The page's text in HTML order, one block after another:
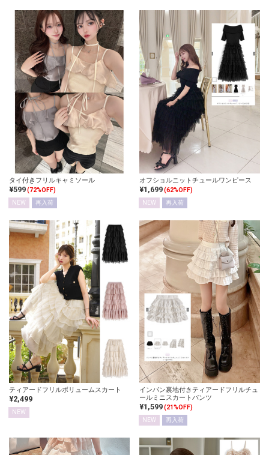
タイ付きフリルキャミソール
¥599(72%OFF)
NEW
再入荷
オフショルニットチュールワンピース
¥1,699(62%OFF)
NEW
再入荷
ティアードフリルボリュームスカート
¥2,499
NEW
インパン裏地付きティアードフリルチュ
ールミニスカートパンツ
¥1,599(21%OFF)
NEW
再入荷